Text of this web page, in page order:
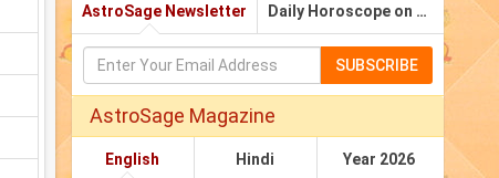
AstroSage Newsletter Daily Horoscope on Email
SUBSCRIBE
AstroSage Magazine
English Hindi Year 2026